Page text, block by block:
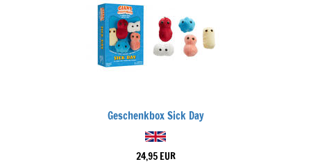
Geschenkbox Sick Day
24,95 EUR